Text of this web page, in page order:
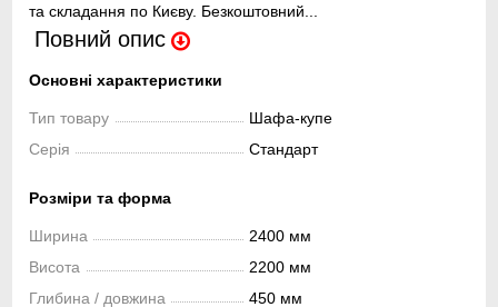
та складання по Києву. Безкоштовний...
Повний опис
Основні характеристики
Тип товару
Шафа-купе
Серія
Стандарт
Розміри та форма
Ширина
2400 мм
Висота
2200 мм
Глибина / довжина
450 мм